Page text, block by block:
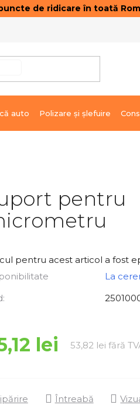
de ridicare în toată
auto Polizare şi şlefuire
pentru
pentru acest articol a fost
La
lei 53,82 lei fără
Întreabă